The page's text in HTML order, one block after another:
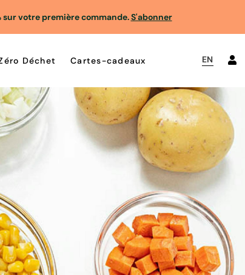
sur votre première commande.S'abonner
Déchet Cartes-cadeaux EN